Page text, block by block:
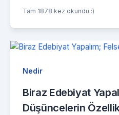
Tam 1878 kez okundu :)
Nedir
Biraz Edebiyat
Düşüncelerin